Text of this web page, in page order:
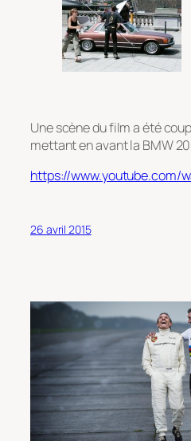
Une scène du film a été
mettant en avant la BMW
https://www.youtube.com/
26 avril 2015